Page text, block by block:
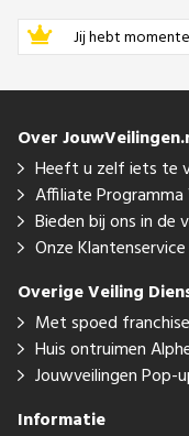
Jij hebt
Over
Heeft u zelf iets te
Affiliate
Bieden bij ons in de
Onze Klantenservice
Overige Veiling
Met spoed
Huis ontruimen
Jouwveilingen Pop-
Informatie